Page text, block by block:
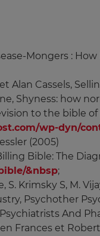
Mongers :
Alan Cassels,
Shyness: how
to the bible
wp-dyn/
(2005)
Bible: The
&nbsp;
S. Krimsky S, M.
Psychother
And
Frances et